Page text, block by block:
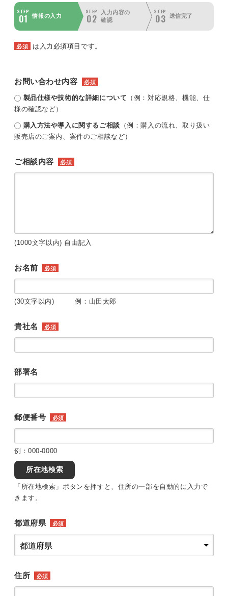
STEP
01 情報の入力
STEP
02
入力内容の
確認
STEP
03 送信完了
必須 は入力必須項目です。
お問い合わせ内容 必須
製品仕様や技術的な詳細について （例：対応規格、機能、仕
様の確認など）
購入方法や導入に関するご相談 （例：購入の流れ、取り扱い
販売店のご案内、案件のご相談など）
ご相談内容 必須
(1000文字以内) 自由記入
お名前 必須
(30文字以内) 例：山田太郎
貴社名 必須
部署名
郵便番号 必須
例：000-0000
所在地検索
「所在地検索」ボタンを押すと、住所の一部を自動的に入力で
きます。
都道府県 必須
住所 必須